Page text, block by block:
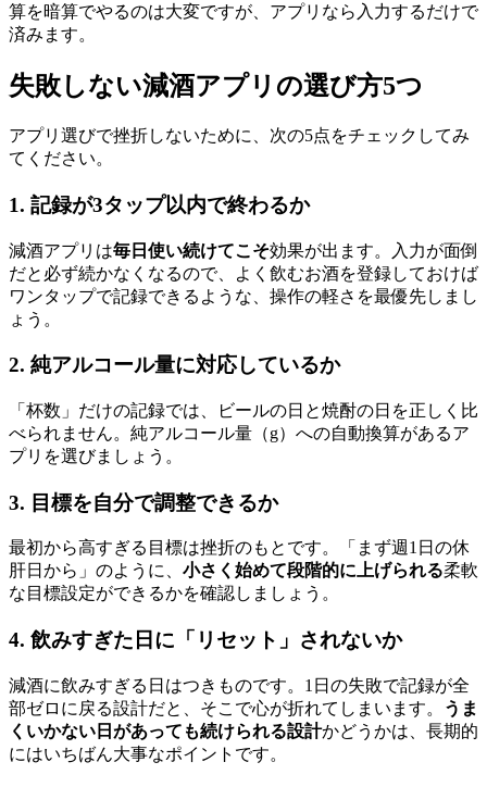
算を暗算でやるのは大変ですが、アプリなら入力するだけで
済みます。
失敗しない減酒アプリの選び方5つ
アプリ選びで挫折しないために、次の5点をチェックしてみ
てください。
1. 記録が3タップ以内で終わるか
減酒アプリは毎日使い続けてこそ効果が出ます。入力が面倒
だと必ず続かなくなるので、よく飲むお酒を登録しておけば
ワンタップで記録できるような、操作の軽さを最優先しまし
ょう。
2. 純アルコール量に対応しているか
「杯数」だけの記録では、ビールの日と焼酎の日を正しく比
べられません。純アルコール量（g）への自動換算があるア
プリを選びましょう。
3. 目標を自分で調整できるか
最初から高すぎる目標は挫折のもとです。「まず週1日の休
肝日から」のように、 小さく始めて段階的に上げられる柔軟
な目標設定ができるかを確認しましょう。
4. 飲みすぎた日に「リセット」されないか
減酒に飲みすぎる日はつきものです。1日の失敗で記録が全
部ゼロに戻る設計だと、そこで心が折れてしまいます。
うま
くいかない日があっても続けられる設計かどうかは、長期的
にはいちばん大事なポイントです。